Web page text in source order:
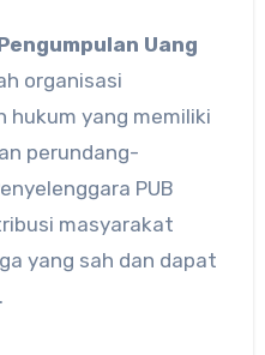
Uang
organisasi
hukum yang memiliki
perundang-
PUB
masyarakat
yang sah dan dapat